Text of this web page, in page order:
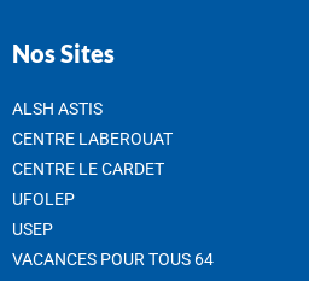
Nos Sites
ALSH ASTIS
CENTRE LABEROUAT
CENTRE LE CARDET
UFOLEP
USEP
VACANCES POUR TOUS 64